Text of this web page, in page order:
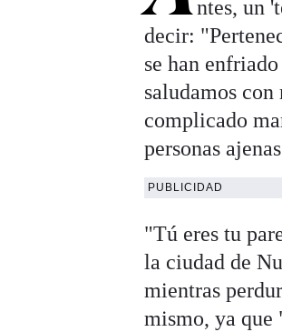
ntes, un
decir:
se han
saludamos
complicado
personas
PUBLICIDAD
"Tú eres tu
la ciudad de
mientras
mismo, ya que